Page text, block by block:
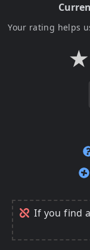
Your rating helps
★
If you find